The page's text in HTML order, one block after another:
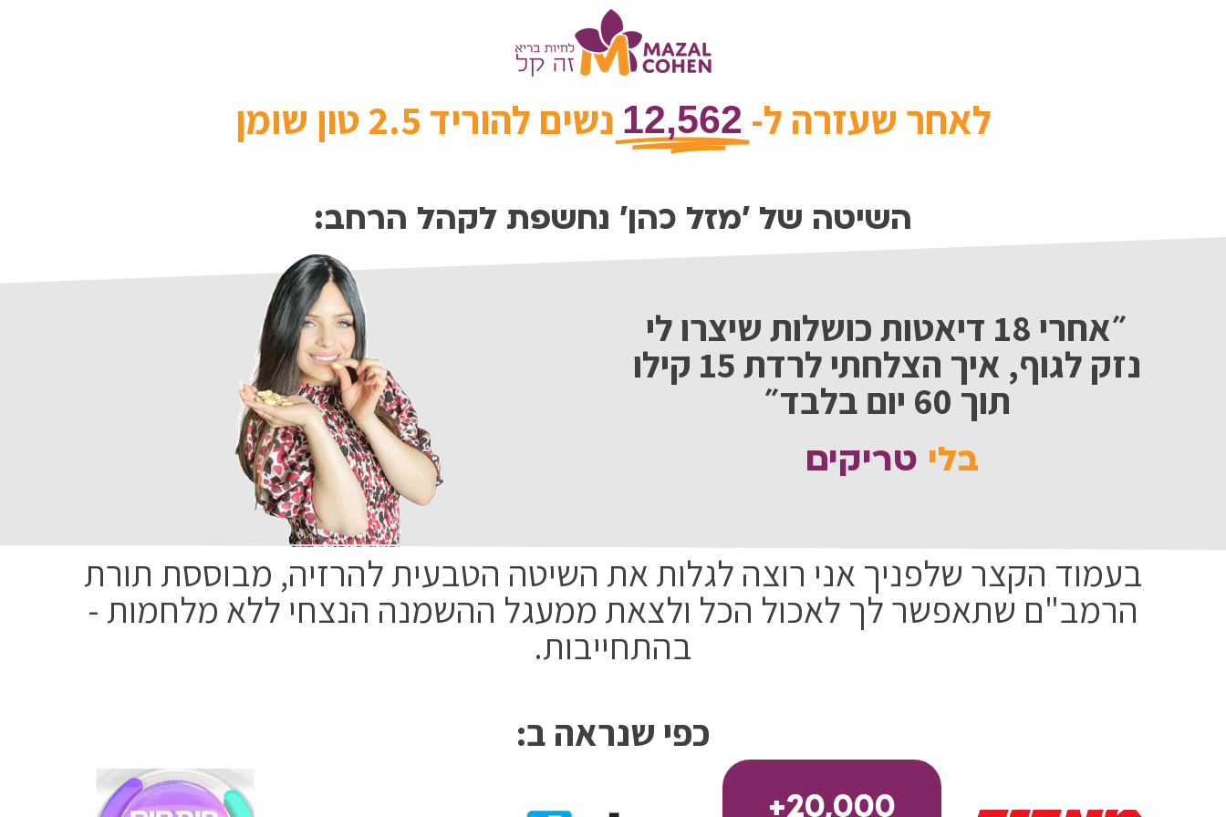
לאחר שעזרה ל- 12,562 נשים להוריד 2.5 טון שומן
השיטה של 'מזל כהן' נחשפת לקהל הרחב:
״אחרי 18 דיאטות כושלות שיצרו לי
נזק לגוף, איך הצלחתי לרדת 15 קילו
תוך 60 יום בלבד״
בלי טריקים
בעמוד הקצר שלפניך אני רוצה לגלות את השיטה הטבעית להרזיה, מבוססת תורת
הרמב"ם שתאפשר לך לאכול הכל ולצאת ממעגל ההשמנה הנצחי ללא מלחמות -
בהתחייבות.
כפי שנראה ב:
20,000
+